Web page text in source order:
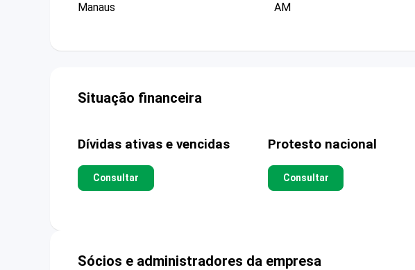
Manaus
AM
Situação financeira
Dívidas ativas e vencidas
Consultar
Protesto nacional
Consultar
Sócios e administradores da empresa